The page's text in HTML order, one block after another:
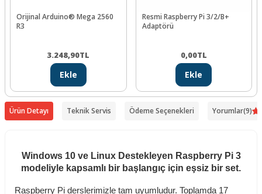
Orijinal Arduino® Mega 2560
R3
3.248,90TL
Ekle
Resmi Raspberry Pi 3/2/B+
Adaptörü
0,00TL
Ekle
Ürün Detayı Teknik Servis Ödeme Seçenekleri Yorumlar(9)
Windows 10 ve Linux Destekleyen Raspberry Pi 3
modeliyle kapsamlı bir başlangıç için eşsiz bir set.
Raspberry Pi derslerimizle tam uyumludur. Toplamda 17